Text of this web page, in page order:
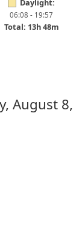
Daylight:
06:08 - 19:57
Total: 13h 48m
August 8,